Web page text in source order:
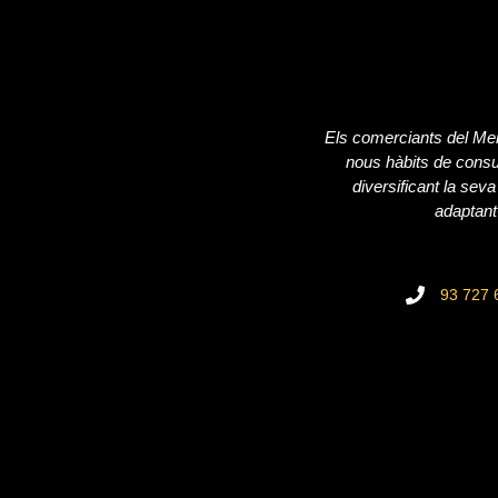
Els comerciants del
nous hàbits de
diversificant la
93 727